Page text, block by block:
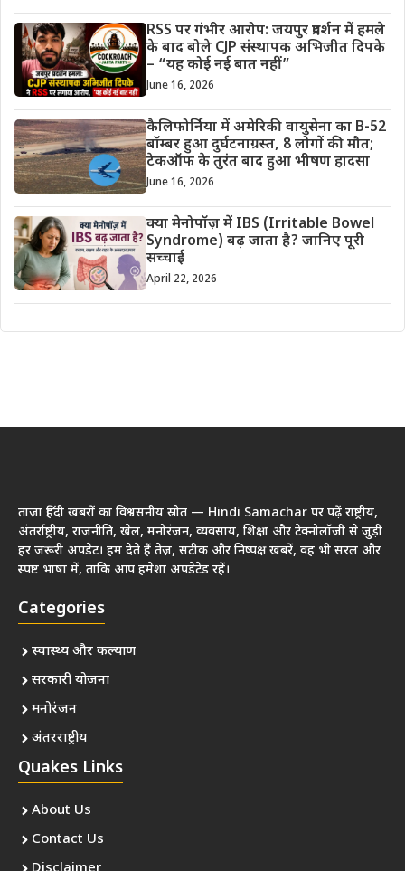
RSS पर गंभीर आरोप: जयपुर प्रदर्शन में हमले
के बाद बोले CJP संस्थापक अभिजीत दिपके
– “यह कोई नई बात नहीं”
June 16, 2026
कैलिफोर्निया में अमेरिकी वायुसेना का B-52
बॉम्बर हुआ दुर्घटनाग्रस्त, 8 लोगों की मौत;
टेकऑफ के तुरंत बाद हुआ भीषण हादसा
June 16, 2026
क्या मेनोपॉज़ में IBS (Irritable Bowel
Syndrome) बढ़ जाता है? जानिए पूरी
सच्चाई
April 22, 2026
ताज़ा हिंदी खबरों का विश्वसनीय स्रोत — Hindi Samachar पर पढ़ें राष्ट्रीय,
अंतर्राष्ट्रीय, राजनीति, खेल, मनोरंजन, व्यवसाय, शिक्षा और टेक्नोलॉजी से जुड़ी
हर जरूरी अपडेट। हम देते हैं तेज़, सटीक और निष्पक्ष खबरें, वह भी सरल और
स्पष्ट भाषा में, ताकि आप हमेशा अपडेटेड रहें।
Categories
स्वास्थ्य और कल्याण
सरकारी योजना
मनोरंजन
अंतरराष्ट्रीय
Quakes Links
About Us
Contact Us